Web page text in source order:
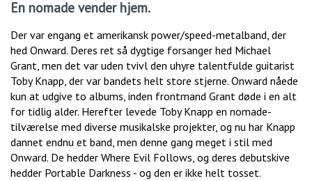
En nomade vender hjem.
Der var engang et amerikansk power/speed-metalband, der
hed Onward. Deres ret så dygtige forsanger hed Michael
Grant, men det var uden tvivl den uhyre talentfulde guitarist
Toby Knapp, der var bandets helt store stjerne. Onward nåede
kun at udgive to albums, inden frontmand Grant døde i en alt
for tidlig alder. Herefter levede Toby Knapp en nomade-
tilværelse med diverse musikalske projekter, og nu har Knapp
dannet endnu et band, men denne gang meget i stil med
Onward. De hedder Where Evil Follows, og deres debutskive
hedder Portable Darkness - og den er ikke helt tosset.